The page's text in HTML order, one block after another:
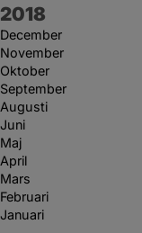
År:
2018
December
November
Oktober
September
Augusti
Juni
Maj
April
Mars
Februari
Januari